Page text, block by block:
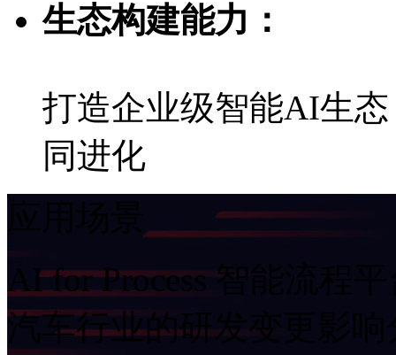
生态构建能力：
打造企业级智能AI生态
同进化
AI for Process 智能流程平
汽车行业的研发变更影响